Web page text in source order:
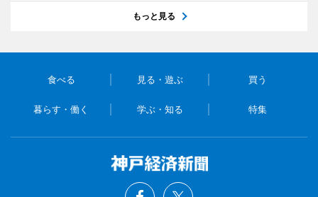
もっと見る
食べる 見る・遊ぶ 買う
暮らす・働く 学ぶ・知る 特集